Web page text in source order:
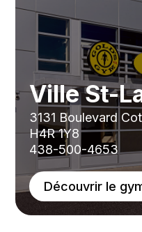
Ville St-
3131 Boulevard
H4R 1Y8
438-500-4653
Découvrir le